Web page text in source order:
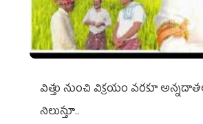
విత్తు నుంచి విక్రయం వరకూ
నిలుస్తూ..